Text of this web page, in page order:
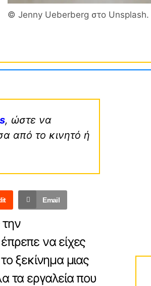
© Jenny Ueberberg στο Unsplash.
, ώστε να
από το κινητό ή
Email
να είχες
ξεκίνημα μιας
τα εργαλεία που